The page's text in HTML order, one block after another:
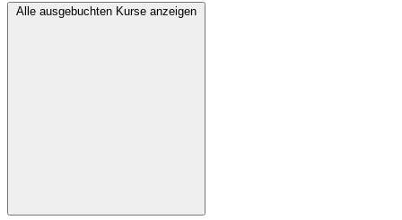
Alle ausgebuchten Kurse anzeigen